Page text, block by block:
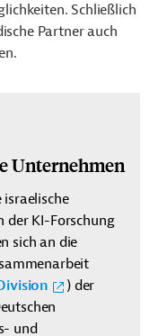
Schließlich
Partner auch
Unternehmen
der KI-Forschung
sich an die
) der
und